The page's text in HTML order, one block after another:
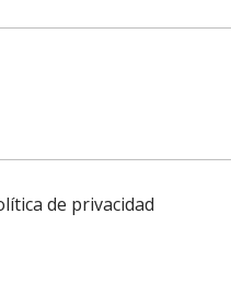
de privacidad